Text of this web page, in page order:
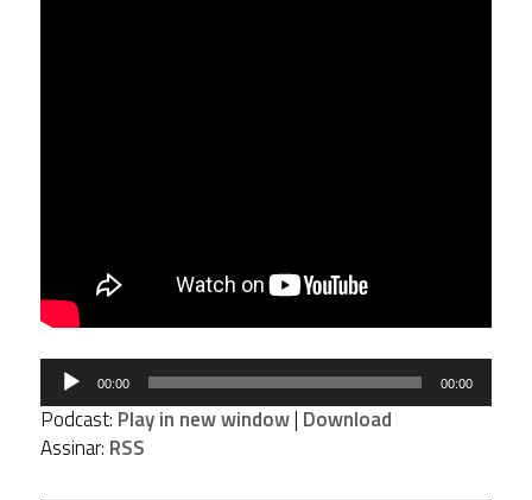
Tocador
áudio
00:00 00:00
Podcast: Play in new window| Download
Assinar: RSS